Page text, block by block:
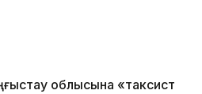
облысына «таксист